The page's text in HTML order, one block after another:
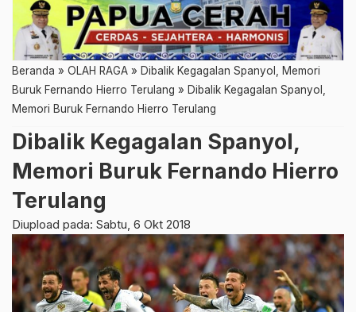
Beranda » OLAH RAGA » Dibalik Kegagalan Spanyol, Memori
Buruk Fernando Hierro Terulang » Dibalik Kegagalan Spanyol,
Memori Buruk Fernando Hierro Terulang
Dibalik Kegagalan Spanyol,
Memori Buruk Fernando Hierro
Terulang
Diupload pada: Sabtu, 6 Okt 2018